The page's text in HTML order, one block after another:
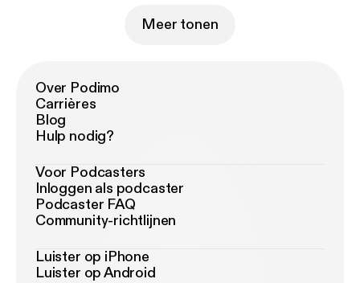
Meer tonen
Over Podimo
Carrières
Blog
Hulp nodig?
Voor Podcasters
Inloggen als podcaster
Podcaster FAQ
Community-richtlijnen
Luister op iPhone
Luister op Android